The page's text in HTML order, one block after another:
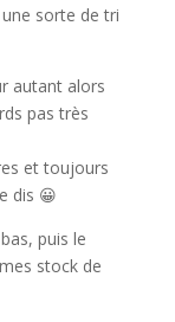
sorte de tri
autant alors
pas très
et toujours
dis 😀
puis le
stock de